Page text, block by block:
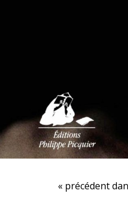
« précédent